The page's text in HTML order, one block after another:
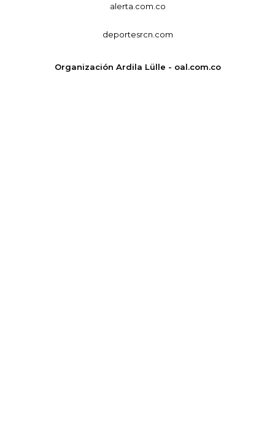
alerta.com.co
deportesrcn.com
Organización Ardila Lülle - oal.com.co